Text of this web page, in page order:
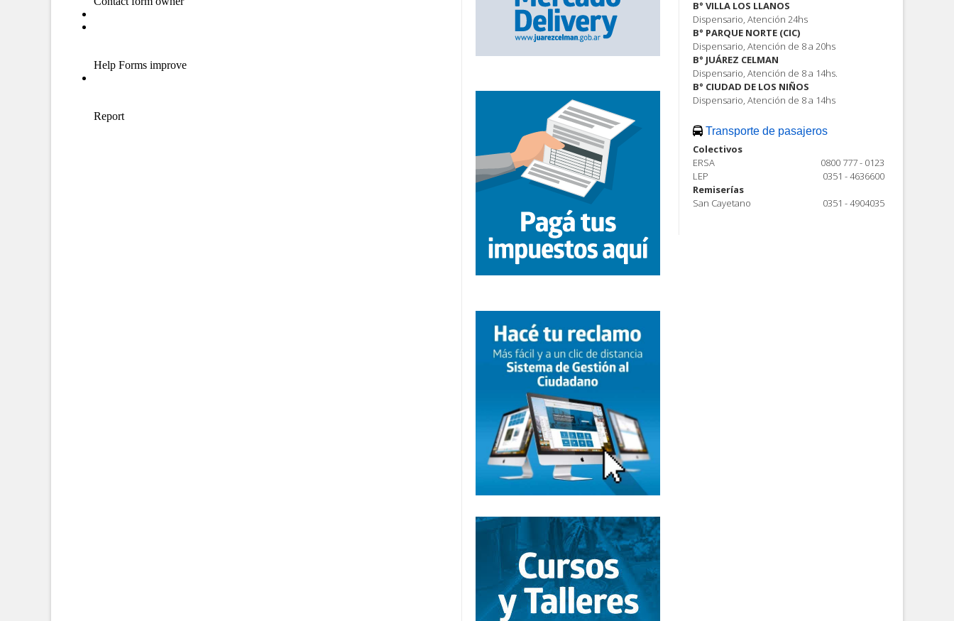
B° VILLA LOS LLANOS
Dispensario, Atención 24hs
B° PARQUE NORTE (CIC)
Dispensario, Atención de 8 a 20hs
B° JUÁREZ CELMAN
Dispensario, Atención de 8 a 14hs.
B° CIUDAD DE LOS NIÑOS
Dispensario, Atención de 8 a 14hs
Transporte de pasajeros
Colectivos
ERSA
0800 777 - 0123
LEP
0351 - 4636600
Remiserías
San Cayetano
0351 - 4904035